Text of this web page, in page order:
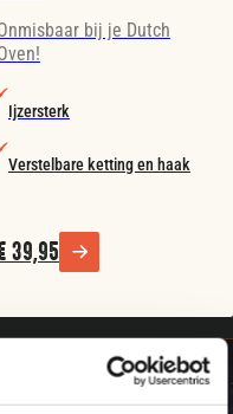
bij je Dutch
Ijzersterk
Verstelbare ketting en haak
39,95